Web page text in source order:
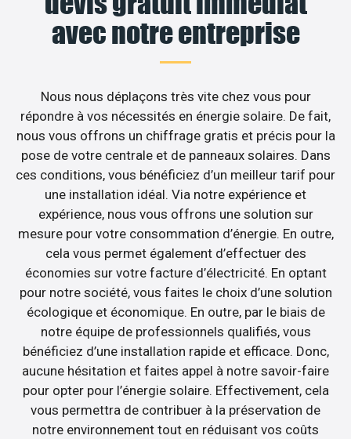
avec notre entreprise
Nous nous déplaçons très vite chez vous pour
répondre à vos nécessités en énergie solaire. De fait,
nous vous offrons un chiffrage gratis et précis pour la
pose de votre centrale et de panneaux solaires. Dans
ces conditions, vous bénéficiez d’un meilleur tarif pour
une installation idéal. Via notre expérience et
expérience, nous vous offrons une solution sur
mesure pour votre consommation d’énergie. En outre,
cela vous permet également d’effectuer des
économies sur votre facture d’électricité. En optant
pour notre société, vous faites le choix d’une solution
écologique et économique. En outre, par le biais de
notre équipe de professionnels qualifiés, vous
bénéficiez d’une installation rapide et efficace. Donc,
aucune hésitation et faites appel à notre savoir-faire
pour opter pour l’énergie solaire. Effectivement, cela
vous permettra de contribuer à la préservation de
notre environnement tout en réduisant vos coûts